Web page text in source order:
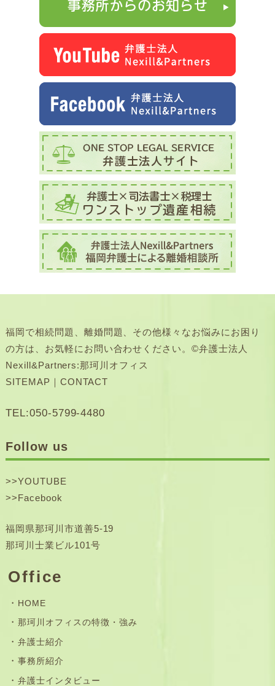
福岡で相続問題、離婚問題、その他様々なお悩みにお困り
の方は、お気軽にお問い合わせください。©弁護士法人
Nexill&Partners:那珂川オフィス
SITEMAP ｜ CONTACT
TEL:050-5799-4480
Follow us
>>YOUTUBE
>>Facebook
福岡県那珂川市道善5-19
那珂川士業ビル101号
Office
HOME
那珂川オフィスの特徴・強み
弁護士紹介
事務所紹介
弁護士インタビュー